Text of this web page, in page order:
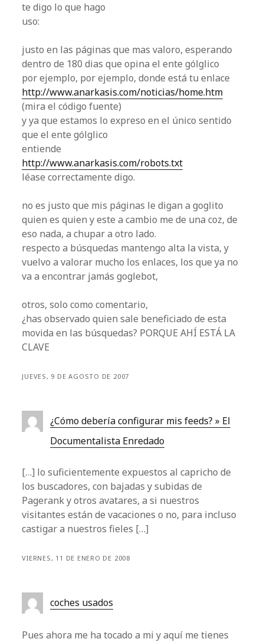
te digo lo que hago
uso:
justo en las páginas que mas valoro, esperando
dentro de 180 dias que opina el ente gólglico
por ejemplo, por ejemplo, donde está tu enlace
http://www.anarkasis.com/noticias/home.htm
(mira el código fuente)
y ya que estamos lo expreso en el único sentido
que el ente gólglico
entiende
http://www.anarkasis.com/robots.txt
léase correctamente digo.
no es justo que mis páginas le digan a goglito
quien es quien y este a cambio me de una coz, de
eso nada, a chupar a otro lado.
respecto a búsquedas mantengo alta la vista, y
vuelvo a valorar mucho los enlaces, los que ya no
va a encontrar jamás goglebot,
otros, solo como comentario,
¿has observado quien sale beneficiado de esta
movida en las búsquedas? PORQUE AHÍ ESTÁ LA
CLAVE
JUEVES, 9 DE AGOSTO DE 2007
¿Cómo debería configurar mis feeds? » El
Documentalista Enredado
[…] lo suficientemente expuestos al capricho de
los buscadores, con bajadas y subidas de
Pagerank y otros avatares, a si nuestros
visitantes están de vacaciones o no, para incluso
castigar a nuestros fieles […]
VIERNES, 11 DE ENERO DE 2008
coches usados
Pues ahora me ha tocado a mi y aquí me tienes